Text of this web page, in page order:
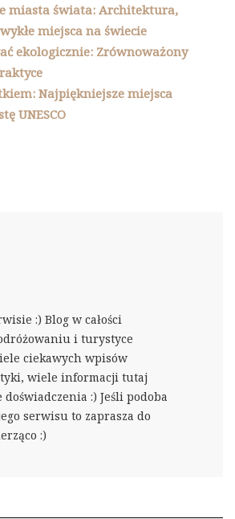
miasta świata: Architektura,
miejsca na świecie
ekologicznie: Zrównoważony
Najpiękniejsze miejsca
UNESCO
:) Blog w całości
i turystyce
ciekawych wpisów
wiele informacji tutaj
doświadczenia :) Jeśli podoba
serwisu to zaprasza do
:)